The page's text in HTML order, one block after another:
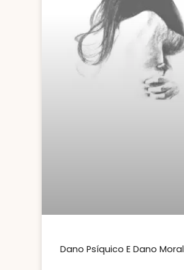
Dano Psíquico E Dano Moral